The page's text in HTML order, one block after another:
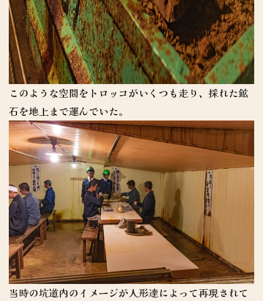
このような空間をトロッコがいくつも走り、採れた鉱
石を地上まで運んでいた。
当時の坑道内のイメージが人形達によって再現されて